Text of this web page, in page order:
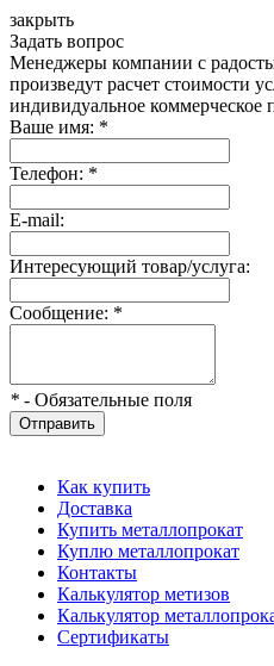
закрыть
Задать вопрос
Менеджеры компании с
произведут расчет стоимости
индивидуальное коммерческое
Ваше имя: *
Телефон: *
E-mail:
Интересующий товар/услуга:
Сообщение: *
* - Обязательные поля
Отправить
Как купить
Доставка
Купить металлопрокат
Куплю металлопрокат
Контакты
Калькулятор метизов
Калькулятор
Сертификаты